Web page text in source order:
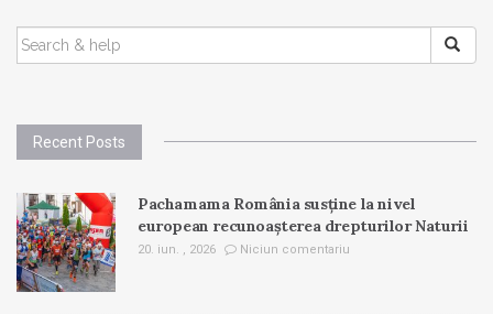
SEARCH
FOR:
Recent Posts
Pachamama România susține la nivel
european recunoașterea drepturilor Naturii
20. iun. , 2026 Niciun comentariu